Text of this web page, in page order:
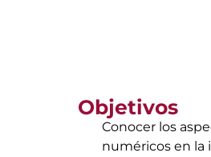
Objetivos
Conocer los
numéricos en la